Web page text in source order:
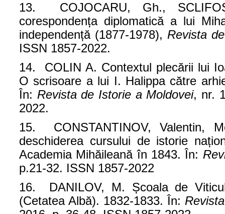
13. COJOCARU, Gh.,
corespondența diplomatică a lui
independență (1877-1978), Revista
ISSN 1857-2022.
14. COLIN A. Contextul plecării lui
O scrisoare a lui I. Halippa către
În: Revista de Istorie a Moldovei, nr.
2022.
15. CONSTANTINOV, Valentin,
deschiderea cursului de istorie
Academia Mihăileană în 1843. În:
p.21-32. ISSN 1857-2022
16. DANILOV, M. Școala de
(Cetatea Albă). 1832-1833. În: